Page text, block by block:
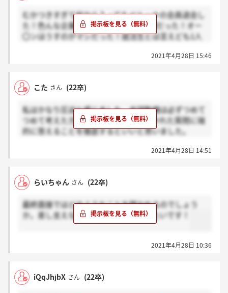
むかつきすぎて前から入ってたベルーナの会員退会し
た！色んな企業うけてて1番最悪な面接だった！オー
〇ンはうすのがマシだった！就活生とは言えども1人
い、絶対あんなやつらの下で働くのはいやだな??.?.??
2021年4月28日 15:46
こた さん (22卒)
私はかなり圧迫と感じました。志望動機は必ずつめて
つめて考えた方がいいと思います。聞かれた質問に端
的に答えることを徹底するといいと思いました。
ったですが、最後の最後の役員面接で志望度０になり
2021年4月28日 14:51
らいちゃん さん (22卒)
最終面接ではどのようなことを聞かれるのでしょう
か。差し支えなけへば教えていただきたいです！
2021年4月28日 10:36
iQqJhjbX さん (22卒)